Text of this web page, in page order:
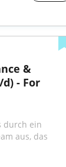
&
- For
durch ein
aus, das